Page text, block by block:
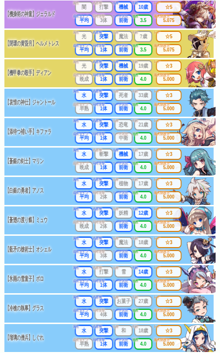
【機操術の神童】ジェラルド
属性
闇
武器種
打撃
出身
機械
年齢
10歳
成長タイプ
平均
同時攻撃
3体
リーチ区分
前衛
連携
3.5
レア
☆5
最大防護力
5.075
【閉環の黄昏月】ヘルメトレス
属性
光
武器種
突撃
出身
魔法
年齢
?歳
成長タイプ
平均
同時攻撃
1体
リーチ区分
前衛
連携
3.5
レア
☆5
最大防護力
5.075
【機甲拳の殴手】ディアン
属性
光
武器種
突撃
出身
機械
年齢
19歳
成長タイプ
晩成
同時攻撃
1体
リーチ区分
前衛
連携
4.0
レア
☆3
最大防護力
5.000
【哀惜の神仕】ジャントール
属性
水
武器種
突撃
出身
死者
年齢
33歳
成長タイプ
早熟
同時攻撃
1体
リーチ区分
前衛
連携
4.0
レア
☆3
最大防護力
5.000
【添待つ補い手】キファラ
属性
水
武器種
突撃
出身
恐竜
年齢
21歳
成長タイプ
平均
同時攻撃
1体
リーチ区分
中衛
連携
4.0
レア
☆3
最大防護力
5.000
【蒼銀の剣士】マリン
属性
水
武器種
斬撃
出身
機械
年齢
17歳
成長タイプ
晩成
同時攻撃
1体
リーチ区分
前衛
連携
4.0
レア
☆3
最大防護力
5.000
【白銀の勇者】アノス
属性
水
武器種
突撃
出身
植物
年齢
17歳
成長タイプ
平均
同時攻撃
2体
リーチ区分
前衛
連携
4.0
レア
☆3
最大防護力
5.000
【蒼翅の渡り蝶】ミュウ
属性
水
武器種
突撃
出身
妖精
年齢
12歳
成長タイプ
晩成
同時攻撃
2体
リーチ区分
前衛
連携
4.0
レア
☆3
最大防護力
5.000
【藍矛の槍術士】オシェル
属性
水
武器種
突撃
出身
魔法
年齢
18歳
成長タイプ
平均
同時攻撃
3体
リーチ区分
前衛
連携
4.0
レア
☆3
最大防護力
5.000
【氷雨の雪童子】ポロ
属性
水
武器種
打撃
出身
雪
年齢
14歳
成長タイプ
平均
同時攻撃
1体
リーチ区分
前衛
連携
4.0
レア
☆3
最大防護力
5.000
【冷槍の執事】グラス
属性
水
武器種
突撃
出身
お菓子
年齢
27歳
成長タイプ
平均
同時攻撃
4体
リーチ区分
前衛
連携
4.0
レア
☆3
最大防護力
5.000
【瑠璃の僧兵】しぐれ
属性
水
武器種
突撃
出身
和
年齢
18歳
成長タイプ
早熟
同時攻撃
1体
リーチ区分
前衛
連携
4.0
レア
☆3
最大防護力
5.000